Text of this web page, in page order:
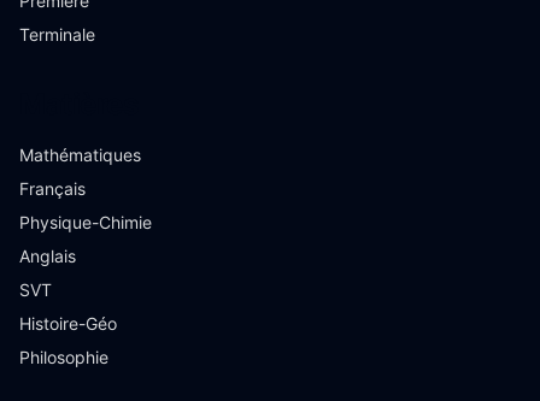
Terminale
Mathématiques
Français
Physique-Chimie
Anglais
SVT
Histoire-Géo
Philosophie